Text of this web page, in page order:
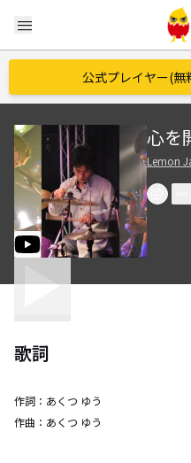
menu
公式プレイヤー(
心を
Lemon
歌詞
作詞： あくつ ゆう
作曲： あくつ ゆう